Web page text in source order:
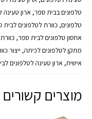
טלפונים בבית ספר, ארון
טלפונים, כוורת לטלפונים
אחסון טלפונים לבית ספר,
מתקן לטלפונים לכיתה, ייצור
אישית, ארון טעינה לטלפונים
מוצרים קשורים